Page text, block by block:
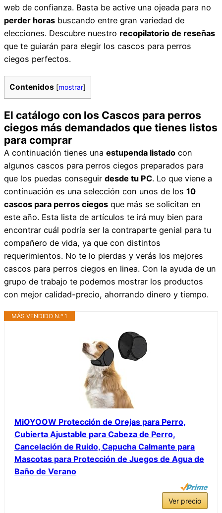
web de confianza. Basta be active una ojeada para no
perder horas buscando entre gran variedad de
elecciones. Descubre nuestro recopilatorio de reseñas
que te guiarán para elegir los cascos para perros
ciegos perfectos.
Contenidos [mostrar]
El catálogo con los Cascos para perros
ciegos más demandados que tienes listos
para comprar
A continuación tienes una estupenda listado con
algunos cascos para perros ciegos preparados para
que los puedas conseguir desde tu PC. Lo que viene a
continuación es una selección con unos de los 10
cascos para perros ciegos que más se solicitan en
este año. Esta lista de artículos te irá muy bien para
encontrar cuál podría ser la contraparte genial para tu
compañero de vida, ya que con distintos
requerimientos. No te lo pierdas y verás los mejores
cascos para perros ciegos en linea. Con la ayuda de un
grupo de trabajo te podemos mostrar los productos
con mejor calidad-precio, ahorrando dinero y tiempo.
MÁS VENDIDO N.º 1
MiOYOOW Protección de Orejas para Perro,
Cubierta Ajustable para Cabeza de Perro,
Cancelación de Ruido, Capucha Calmante para
Mascotas para Protección de Juegos de Agua de
Baño de Verano
Ver precio